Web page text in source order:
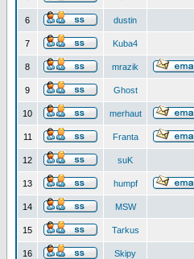
6 dustin
7 Kuba4
8 mrazik
9 Ghost
10 merhaut
11 Franta
12 suK
13 humpf
14 MSW
15 Tarkus
16 Skipy